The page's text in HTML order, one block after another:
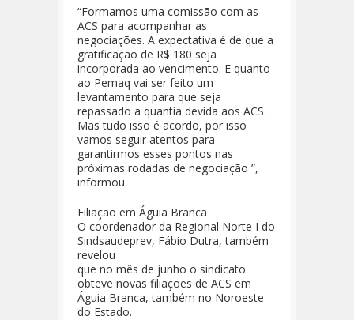
“Formamos uma comissão com as
ACS para acompanhar as
negociações. A expectativa é de que a
gratificação de R$ 180 seja
incorporada ao vencimento. E quanto
ao Pemaq vai ser feito um
levantamento para que seja
repassado a quantia devida aos ACS.
Mas tudo isso é acordo, por isso
vamos seguir atentos para
garantirmos esses pontos nas
próximas rodadas de negociação ”,
informou.
Filiação em Águia Branca
O coordenador da Regional Norte I do
Sindsaudeprev, Fábio Dutra, também
revelou
que no mês de junho o sindicato
obteve novas filiações de ACS em
Águia Branca, também no Noroeste
do Estado.